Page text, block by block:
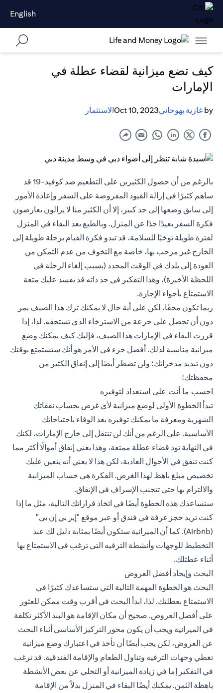
English
كيف تضع ميزانية لقضاء عطلة في
الإمارات
by غازية بهوجانيOct 10, 2023الاستثمار
بالرغم من أن حصول الكثيرين على التطعيم ضد كوفيد-19 قد
ساهم كثيرًا في إزالة القيود المفروضة على السفر وإعادة الأمور
إلى سابق وضعها إلى حد كبير، إلا أن الكثير منا لا يزالون يعارضون
فكرة السفر بعيدًا جدًا عن المنزل. وبالطبع بعد البقاء في المنزل
لفترة طويلة توخيًا للسلامة، قد تبدو فكرة القيام برحلة طويلة إلى
الخارج غير مرحب بها، خاصة مع التخوف من عدم التمكن من
العودة إلى بلدك في الوقت المحدد (بسبب إلغاء الرحلة في
اللحظة الأخيرة)، وهذا التفكير في حد ذاته قد يفسد عليك متعة
الاستمتاع بأجواء الإجازة.
ربما تكون محقًا، لكن على أية حال لا يمكنك ترك هذا الصيف يمر
دون أن تحصل على جرعة من الاسترخاء الذي تستحقه. لذا، إذا
قررت البقاء في الإمارات هذا الصيف، فإليك كيف يمكنك وضع
ميزانية مناسبة لذلك. أفضل جزء في الأمر هو أنك ستستمتع بوقتك
دون تبديد مدخراتك؛ ولن تضطر أيضًا إلى إنفاق الكثير من
محفظتك!
احسب ما أنت على استعداد لتوفيره
تبدأ الخطوة الأولى لوضع ميزانية لأي غرض بحساب نفقاتك
الشهرية ومعرفة ما يمكنك توفيره بعد الوفاء باحتياجاتك
الأساسية. على الرغم من أنك لن تنتقل إلى خارج الإمارات، لكنك
في النهاية تود قضاء عطلة ممتعة، وهذا يعني إنفاق أموالًا أكثر مما
كنت تنفق في الأحوال العادية، لكن هذا لا يعني أنه يتعين عليك
تخصيص مبلغ باهظ لهذا الغرض. الفكرة هي حساب الميزانية
والالتزام بها حتى تتجنب الإسراف في الإنفاق.
ستساعدك هذه الخطوة أيضًا في اتخاذ قراراتك التالية، مثل ما إذا
كنت تريد حجز غرفة في فندق أو عبر موقع "إير بي إن بي"
(Airbnb). كما أن الميزانية ستكون أيضًا بمثابة دليل لك عند
التخطيط للوجهات وأنشطة الترفيه التي ترغب في الاستمتاع بها
أثناء عطتلك.
البحث وإيجاد أفضل العروض
البحث هو الخطوة المهمة التالية التي ستساعدك كثيرًا في
الاستمتاع بعطلتك. لذا، ابدأ البحث في أقرب وقت ممكن للعثور
على أفضل العروض. صحيح أن مكان الإقامة هو البند الأكثر تكلفة
في الميزانية ويجب أن يكون محور التركيز الأساسي أثناء البحث
عن العروض، لكن يجب أيضًا أن تأخذ في اعتبارك وضع ميزانية
تغطي وجهات الترفيه وتناول الطعام والإقامة الفندقية. قد ترغب
في التفكير إما في زيادة الميزانية أو التخلي عن بعض الأنشطة
باهظة الثمن. يمكنك أيضًا البقاء في المنزل بدلاً من الإقامة